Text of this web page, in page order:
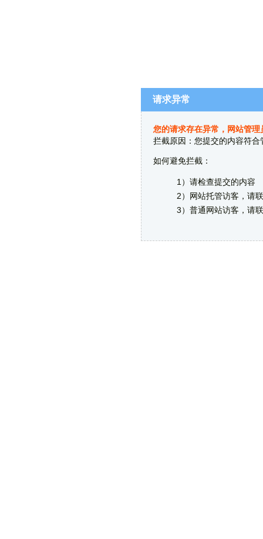
请求异常
您的请求存在异常，网站管
拦截原因：您提交的内容符
如何避免拦截：
1）请检查提交的内容
2）网站托管访客，请
3）普通网站访客，请